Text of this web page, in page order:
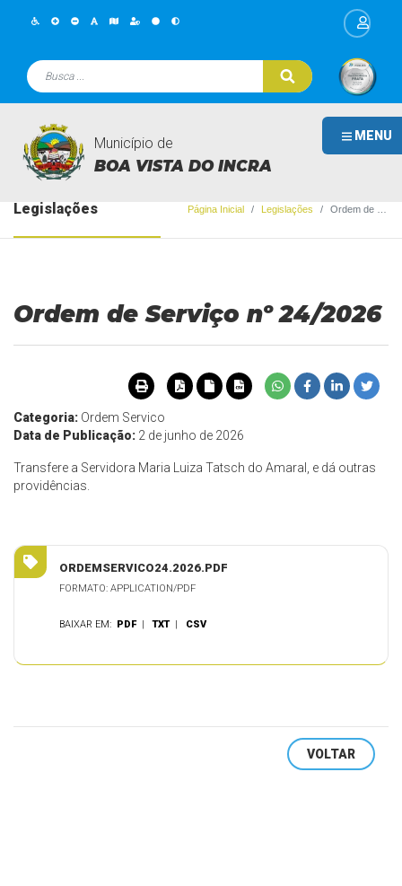
MENU
Município de
BOA VISTA DO INCRA
Legislações Página Inicial Legislações Ordem de Serviço nº 24/2026
Ordem de Serviço nº 24/2026
Categoria: Ordem Servico
Data de Publicação: 2 de junho de 2026
Transfere a Servidora Maria Luiza Tatsch do Amaral, e dá outras
providências.
ORDEMSERVICO24.2026.PDF
FORMATO: APPLICATION/PDF
BAIXAR EM: PDF |TXT | CSV
VOLTAR